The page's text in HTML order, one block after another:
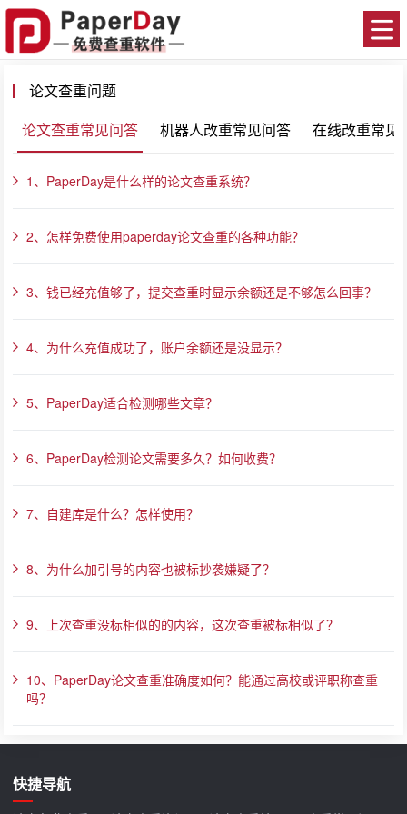
论文查重问题
论文查重常见问答
机器人改重常见问答 在线改重常见
1、PaperDay是什么样的论文查重系统？
2、怎样免费使用paperday论文查重的各种功能？
3、钱已经充值够了，提交查重时显示余额还是不够怎么回事？
4、为什么充值成功了，账户余额还是没显示？
5、PaperDay适合检测哪些文章？
6、PaperDay检测论文需要多久？如何收费？
7、自建库是什么？怎样使用？
8、为什么加引号的内容也被标抄袭嫌疑了？
9、上次查重没标相似的的内容，这次查重被标相似了？
10、PaperDay论文查重准确度如何？能通过高校或评职称查重
吗？
快捷导航